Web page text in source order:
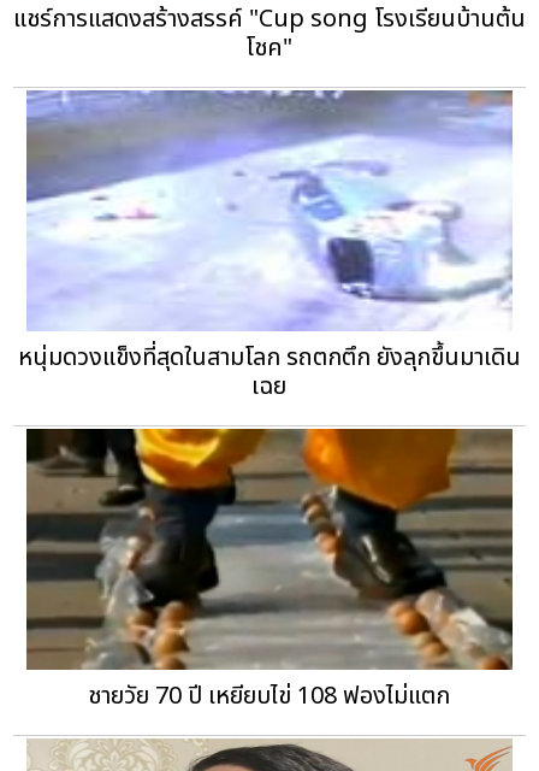
แชร์การแสดงสร้างสรรค์ "Cup song โรงเรียนบ้านต้น
โชค"
หนุ่มดวงแข็งที่สุดในสามโลก รถตกตึก ยังลุกขึ้นมาเดิน
เฉย
ชายวัย 70 ปี เหยียบไข่ 108 ฟองไม่แตก